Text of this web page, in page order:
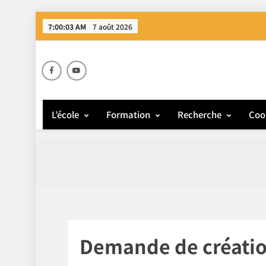
7:00:03 AM 7 août 2026
L’école Formation Recherche
Demande de